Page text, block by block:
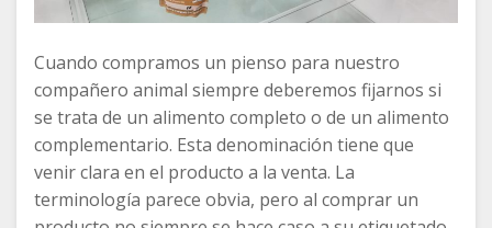
Cuando compramos un pienso para nuestro
compañero animal siempre deberemos fijarnos si
se trata de un alimento completo o de un alimento
complementario. Esta denominación tiene que
venir clara en el producto a la venta. La
terminología parece obvia, pero al comprar un